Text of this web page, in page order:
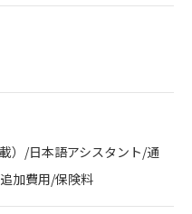
）/日本語アシスタント/通
加費用/保険料